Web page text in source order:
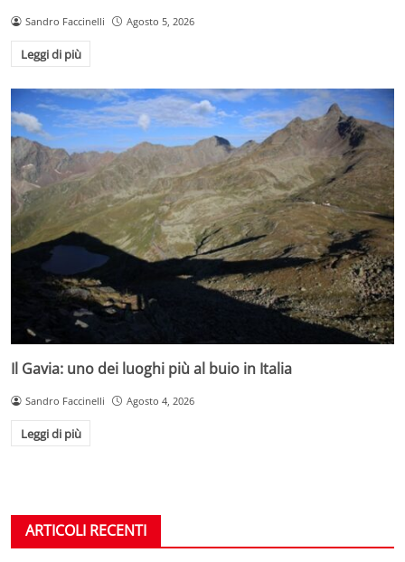
Sandro Faccinelli Agosto 5, 2026
Leggi di più
Il Gavia: uno dei luoghi più al buio in Italia
Sandro Faccinelli Agosto 4, 2026
Leggi di più
ARTICOLI RECENTI